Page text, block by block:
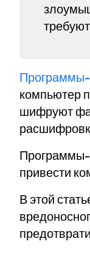
компьютер
шифруют
Программы-
привести
В этой